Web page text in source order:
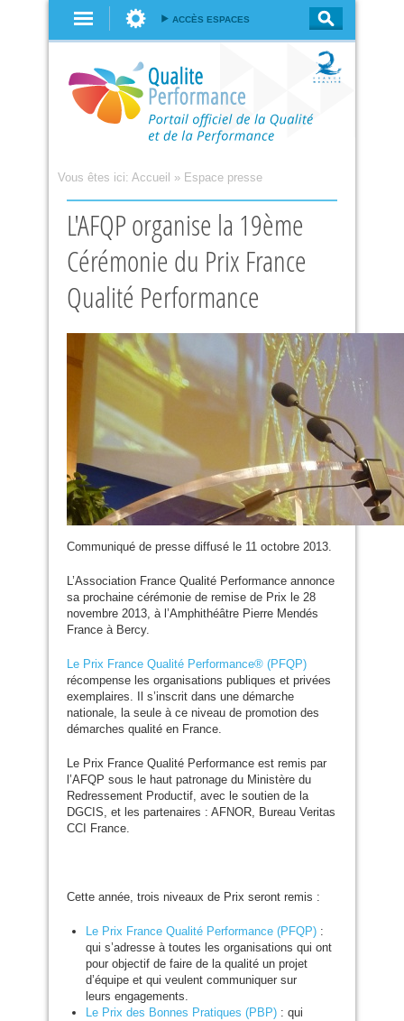
ACCÈS ESPACES
Vous êtes ici: Accueil » Espace presse
L'AFQP organise la 19ème
Cérémonie du Prix France
Qualité Performance
Communiqué de presse diffusé le 11 octobre 2013.
L’Association France Qualité Performance annonce
sa prochaine cérémonie de remise de Prix le 28
novembre 2013, à l’Amphithéâtre Pierre Mendés
France à Bercy.
Le Prix France Qualité Performance® (PFQP)
récompense les organisations publiques et privées
exemplaires. Il s’inscrit dans une démarche
nationale, la seule à ce niveau de promotion des
démarches qualité en France.
Le Prix France Qualité Performance est remis par
l’AFQP sous le haut patronage du Ministère du
Redressement Productif, avec le soutien de la
DGCIS, et les partenaires : AFNOR, Bureau Veritas
CCI
France.
Cette année, trois niveaux de Prix seront remis :
Le Prix France Qualité Performance (PFQP):
qui s’adresse à toutes les organisations qui ont
pour objectif de faire de la qualité un projet
d’équipe et qui veulent communiquer sur
leurs engagements.
Le Prix des Bonnes Pratiques (PBP): qui